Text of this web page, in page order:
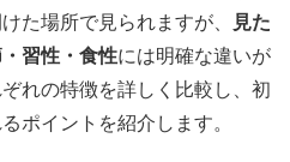
た場所で見られますが、
見た
習性・食性には明確な違いが
れの特徴を詳しく比較し、初
ポイントを紹介します。